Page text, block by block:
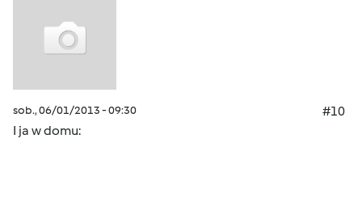
sob., 06/01/2013 - 09:30
#10
I ja w domu: